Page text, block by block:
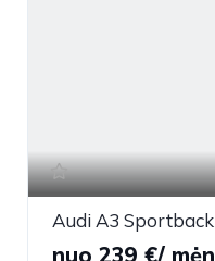
nuo 239 €/ mėn